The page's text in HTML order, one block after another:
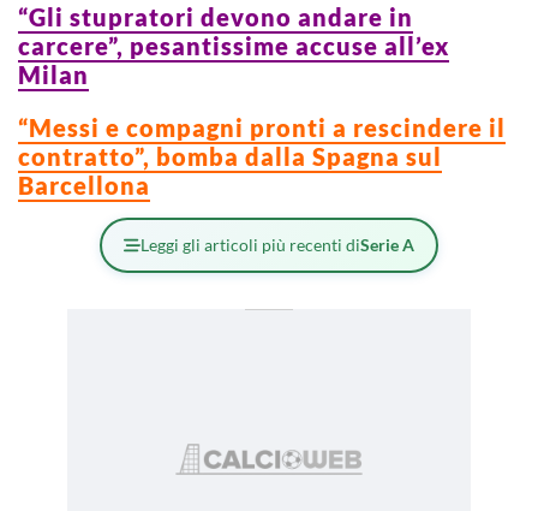
“Gli stupratori devono andare in
carcere”, pesantissime accuse all’ex
Milan
“Messi e compagni pronti a rescindere il
contratto”, bomba dalla Spagna sul
Barcellona
Leggi gli articoli più recenti diSerie A